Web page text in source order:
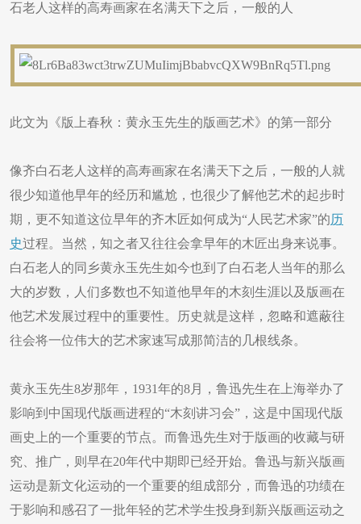
石老人这样的高寿画家在名满天下之后，一般的人
此文为《版上春秋：黄永玉先生的版画艺术》的第一部分
像齐白石老人这样的高寿画家在名满天下之后，一般的人就
很少知道他早年的经历和尴尬，也很少了解他艺术的起步时
期，更不知道这位早年的齐木匠如何成为“人民艺术家”的历
史过程。当然，知之者又往往会拿早年的木匠出身来说事。
白石老人的同乡黄永玉先生如今也到了白石老人当年的那么
大的岁数，人们多数也不知道他早年的木刻生涯以及版画在
他艺术发展过程中的重要性。历史就是这样，忽略和遮蔽往
往会将一位伟大的艺术家速写成那简洁的几根线条。
黄永玉先生8岁那年，1931年的8月，鲁迅先生在上海举办了
影响到中国现代版画进程的“木刻讲习会”，这是中国现代版
画史上的一个重要的节点。而鲁迅先生对于版画的收藏与研
究、推广，则早在20年代中期即已经开始。鲁迅与新兴版画
运动是新文化运动的一个重要的组成部分，而鲁迅的功绩在
于影响和感召了一批年轻的艺术学生投身到新兴版画运动之